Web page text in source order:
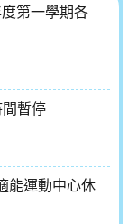
度第一學期各
間暫停
能運動中心休